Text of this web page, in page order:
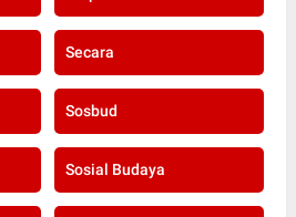
Secara
Sosbud
Sosial Budaya